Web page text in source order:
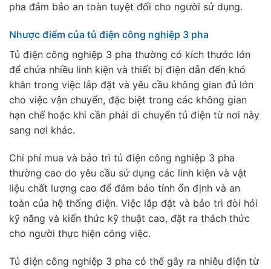
pha đảm bảo an toàn tuyệt đối cho người sử dụng.
Nhược điểm của tủ điện công nghiệp 3 pha
Tủ điện công nghiệp 3 pha thường có kích thước lớn
để chứa nhiều linh kiện và thiết bị điện dẫn đến khó
khăn trong việc lắp đặt và yêu cầu không gian đủ lớn
cho việc vận chuyển, đặc biệt trong các không gian
hạn chế hoặc khi cần phải di chuyển tủ điện từ nơi này
sang nơi khác.
Chi phí mua và bảo trì tủ điện công nghiệp 3 pha
thường cao do yêu cầu sử dụng các linh kiện và vật
liệu chất lượng cao để đảm bảo tính ổn định và an
toàn của hệ thống điện. Việc lắp đặt và bảo trì đòi hỏi
kỹ năng và kiến thức kỹ thuật cao, đặt ra thách thức
cho người thực hiện công việc.
Tủ điện công nghiệp 3 pha có thể gây ra nhiễu điện từ